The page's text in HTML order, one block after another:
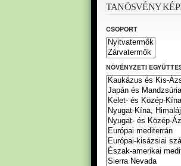
TANÖSVÉNY
CSOPORT
NÖVÉNYZETI